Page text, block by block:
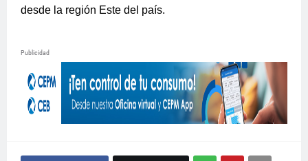
desde la región Este del país.
Publicidad